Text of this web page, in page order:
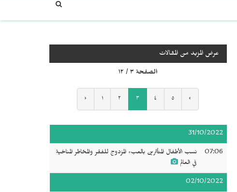
عرض المزيد من المقالات
الصفحة ٣ / ١٢
‹ ١ ٢ ٣ ٤ ٥ ›
31/10/2022
07:06
نسب الأطفال المتأثرين بالعبء المزدوج للفقر والمخاطر المناخية
في العالم
02/10/2022